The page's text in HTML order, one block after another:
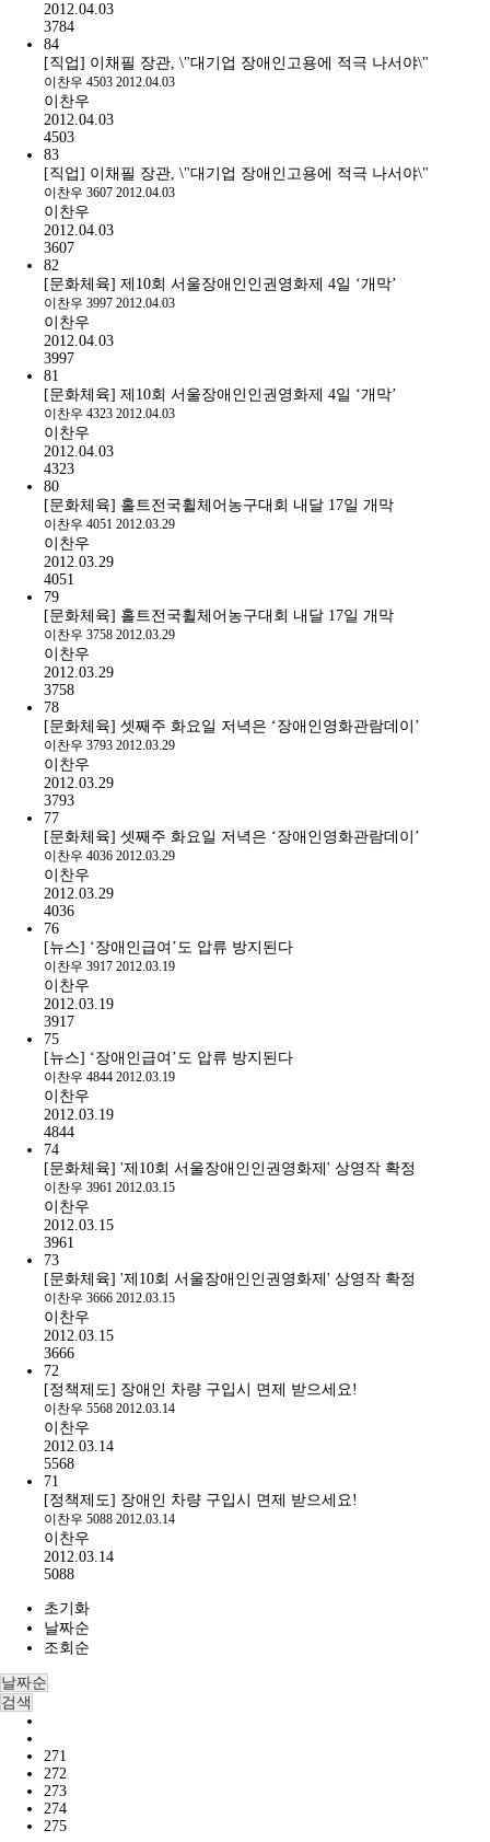
2012.04.03
3784
84
[직업] 이채필 장관, \"대기업 장애인고용에 적극 나서야\"
이찬우 4503 2012.04.03
이찬우
2012.04.03
4503
83
[직업] 이채필 장관, \"대기업 장애인고용에 적극 나서야\"
이찬우 3607 2012.04.03
이찬우
2012.04.03
3607
82
[문화체육] 제10회 서울장애인인권영화제 4일 ‘개막’
이찬우 3997 2012.04.03
이찬우
2012.04.03
3997
81
[문화체육] 제10회 서울장애인인권영화제 4일 ‘개막’
이찬우 4323 2012.04.03
이찬우
2012.04.03
4323
80
[문화체육] 홀트전국휠체어농구대회 내달 17일 개막
이찬우 4051 2012.03.29
이찬우
2012.03.29
4051
79
[문화체육] 홀트전국휠체어농구대회 내달 17일 개막
이찬우 3758 2012.03.29
이찬우
2012.03.29
3758
78
[문화체육] 셋째주 화요일 저녁은 ‘장애인영화관람데이’
이찬우 3793 2012.03.29
이찬우
2012.03.29
3793
77
[문화체육] 셋째주 화요일 저녁은 ‘장애인영화관람데이’
이찬우 4036 2012.03.29
이찬우
2012.03.29
4036
76
[뉴스] ‘장애인급여’도 압류 방지된다
이찬우 3917 2012.03.19
이찬우
2012.03.19
3917
75
[뉴스] ‘장애인급여’도 압류 방지된다
이찬우 4844 2012.03.19
이찬우
2012.03.19
4844
74
[문화체육] '제10회 서울장애인인권영화제' 상영작 확정
이찬우 3961 2012.03.15
이찬우
2012.03.15
3961
73
[문화체육] '제10회 서울장애인인권영화제' 상영작 확정
이찬우 3666 2012.03.15
이찬우
2012.03.15
3666
72
[정책제도] 장애인 차량 구입시 면제 받으세요!
이찬우 5568 2012.03.14
이찬우
2012.03.14
5568
71
[정책제도] 장애인 차량 구입시 면제 받으세요!
이찬우 5088 2012.03.14
이찬우
2012.03.14
5088
초기화
날짜순
조회순
날짜순
검색
271
272
273
274
275